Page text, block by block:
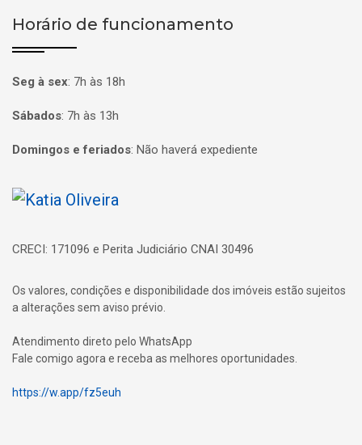
Horário de funcionamento
Seg à sex: 7h às 18h
Sábados: 7h às 13h
Domingos e feriados: Não haverá expediente
Página inicial
CRECI: 171096 e Perita Judiciário CNAI 30496
Os valores, condições e disponibilidade dos imóveis estão sujeitos
a alterações sem aviso prévio.
Atendimento direto pelo WhatsApp
Fale comigo agora e receba as melhores oportunidades.
https://w.app/fz5euh